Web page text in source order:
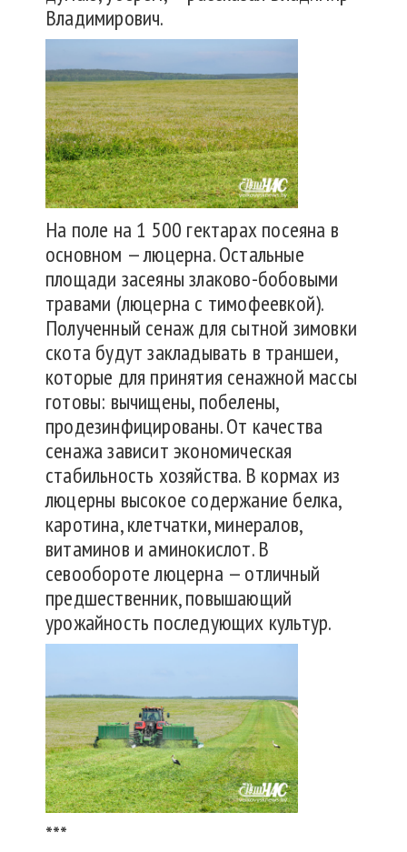
Владимирович.
На поле на 1 500 гектарах посеяна в
основном — люцерна. Остальные
площади засеяны злаково-бобовыми
травами (люцерна с тимофеевкой).
Полученный сенаж для сытной зимовки
скота будут закладывать в траншеи,
которые для принятия сенажной массы
готовы: вычищены, побелены,
продезинфицированы. От качества
сенажа зависит экономическая
стабильность хозяйства. В кормах из
люцерны высокое содержание белка,
каротина, клетчатки, минералов,
витаминов и аминокислот. В
севообороте люцерна — отличный
предшественник, повышающий
урожайность последующих культур.
***